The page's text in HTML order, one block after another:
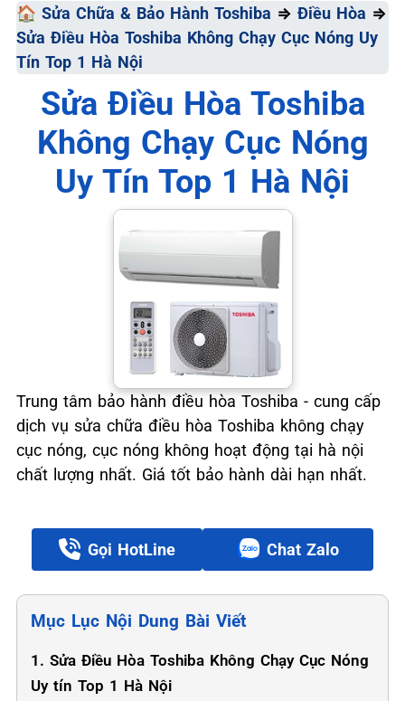
Đa
📞 09.663.898.33
🏠 Sửa Chữa & Bảo Hành Toshiba ⇒ Điều Hòa ⇒
Sửa Điều Hòa Toshiba Không Chạy Cục Nóng Uy
Tín Top 1 Hà Nội
Sửa Điều Hòa Toshiba
Không Chạy Cục Nóng
Uy Tín Top 1 Hà Nội
Trung tâm bảo hành điều hòa Toshiba - cung cấp
dịch vụ sửa chữa điều hòa Toshiba không chạy
cục nóng, cục nóng không hoạt động tại hà nội
chất lượng nhất. Giá tốt bảo hành dài hạn nhất.
Gọi HotLine Chat Zalo
Mục Lục Nội Dung Bài Viết
1. Sửa Điều Hòa Toshiba Không Chạy Cục Nóng
Uy tín Top 1 Hà Nội